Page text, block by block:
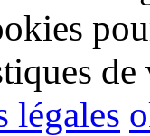
de
légales